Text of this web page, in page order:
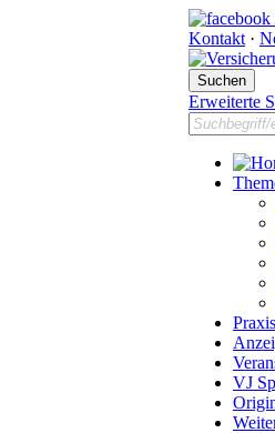
Kontakt ·
Erweiterte
VJ